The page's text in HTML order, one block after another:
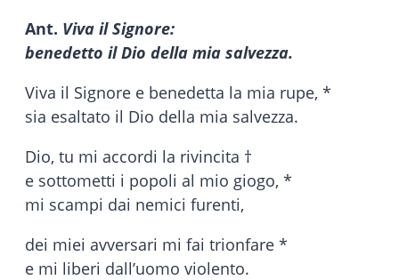
Ant. Viva il Signore:
benedetto il Dio della mia salvezza.
Viva il Signore e benedetta la mia rupe, *
sia esaltato il Dio della mia salvezza.
Dio, tu mi accordi la rivincita †
e sottometti i popoli al mio giogo, *
mi scampi dai nemici furenti,
dei miei avversari mi fai trionfare *
e mi liberi dall’uomo violento.